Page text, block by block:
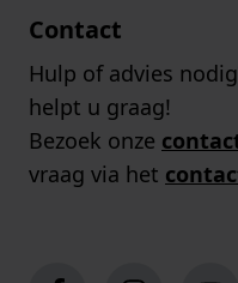
Contact
Hulp of advies
helpt u graag!
Bezoek onze
vraag via het